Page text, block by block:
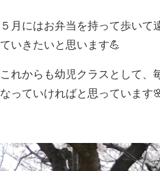
５月にはお弁当を持って歩い
ていきたいと思います💪
これからも幼児クラスとして、
なっていければと思っています